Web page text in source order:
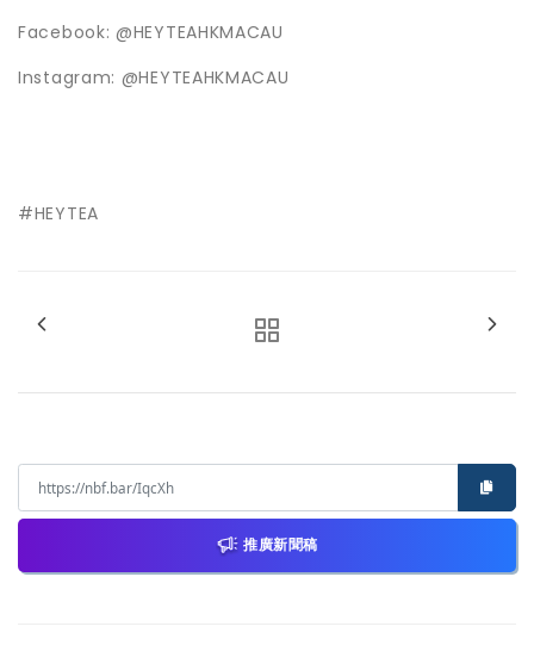
Facebook: @HEYTEAHKMACAU
Instagram: @HEYTEAHKMACAU
#HEYTEA
推廣新聞稿